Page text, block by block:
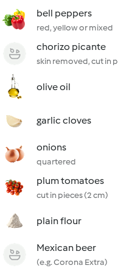
bell peppers
red, yellow or mixed
chorizo picante
skin removed, cut in
olive oil
garlic cloves
onions
quartered
plum tomatoes
cut in pieces (2 cm)
plain flour
Mexican beer
(e.g. Corona Extra)